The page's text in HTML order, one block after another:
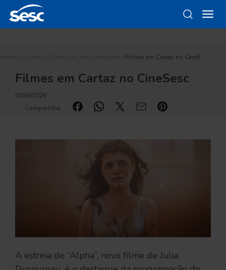
Filmes em Cartaz no CineS…
Filmes em Cartaz no CineSesc
01/06/2026
Compartilhe:
A estreia de “Alpha”, novo filme de Julia